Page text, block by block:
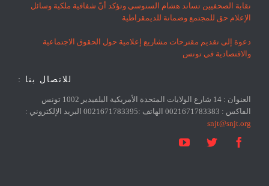
نقابة الصحفيين تساند هشام السنوسي وتؤكد أنّ شفافية ملكية وسائل
الإعلام حق للمجتمع وضمانة للديمقراطية
دعوة إلى تقديم مقترحات مشاريع إعلامية حول الحقوق الاجتماعية
والاقتصادية في تونس
للاتصال بنا :
العنوان : 14 شارع الولايات المتحدة الأمريكية البلفيدير 1002 تونس
الفاكس : 0021671783383 الهاتف :0021671783395 البريد الإلكتروني :
snjt@snjt.org


